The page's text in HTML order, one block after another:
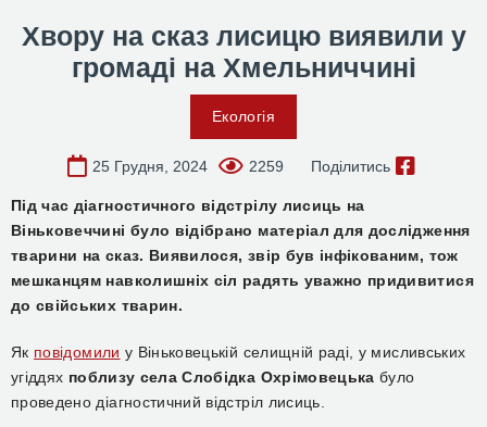
Хвору на сказ лисицю виявили у
громаді на Хмельниччині
Екологія
25 Грудня, 2024 2259 Поділитись
Під час діагностичного відстрілу лисиць на
Віньковеччині було відібрано матеріал для дослідження
тварини на сказ. Виявилося, звір був інфікованим, тож
мешканцям навколишніх сіл радять уважно придивитися
до свійських тварин.
Як повідомили у Віньковецькій селищній раді, у мисливських
угіддях поблизу села Слобідка Охрімовецька було
проведено діагностичний відстріл лисиць.